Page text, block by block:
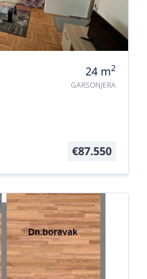
24 m2
GARSONJERA
€87.550